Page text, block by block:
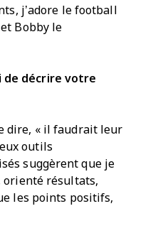
j’adore le football
Bobby le
de décrire votre
dire, « il faudrait leur
outils
suggèrent que je
résultats,
les points positifs,